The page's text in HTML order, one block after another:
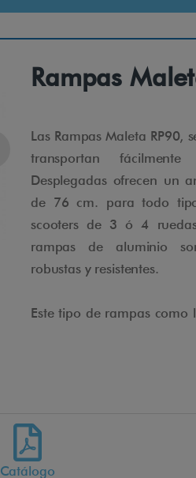
Rampas
Las Rampas Maleta RP90,
transportan
Desplegadas ofrecen un
de 76 cm. para todo
scooters de 3 ó 4
rampas de aluminio
robustas y resistentes.
Este tipo de rampas como
son ideales tanto para
viaje. Ofrecen una
Al ser de una sola
colocarlas
para calcular en ancho de
Catálogo